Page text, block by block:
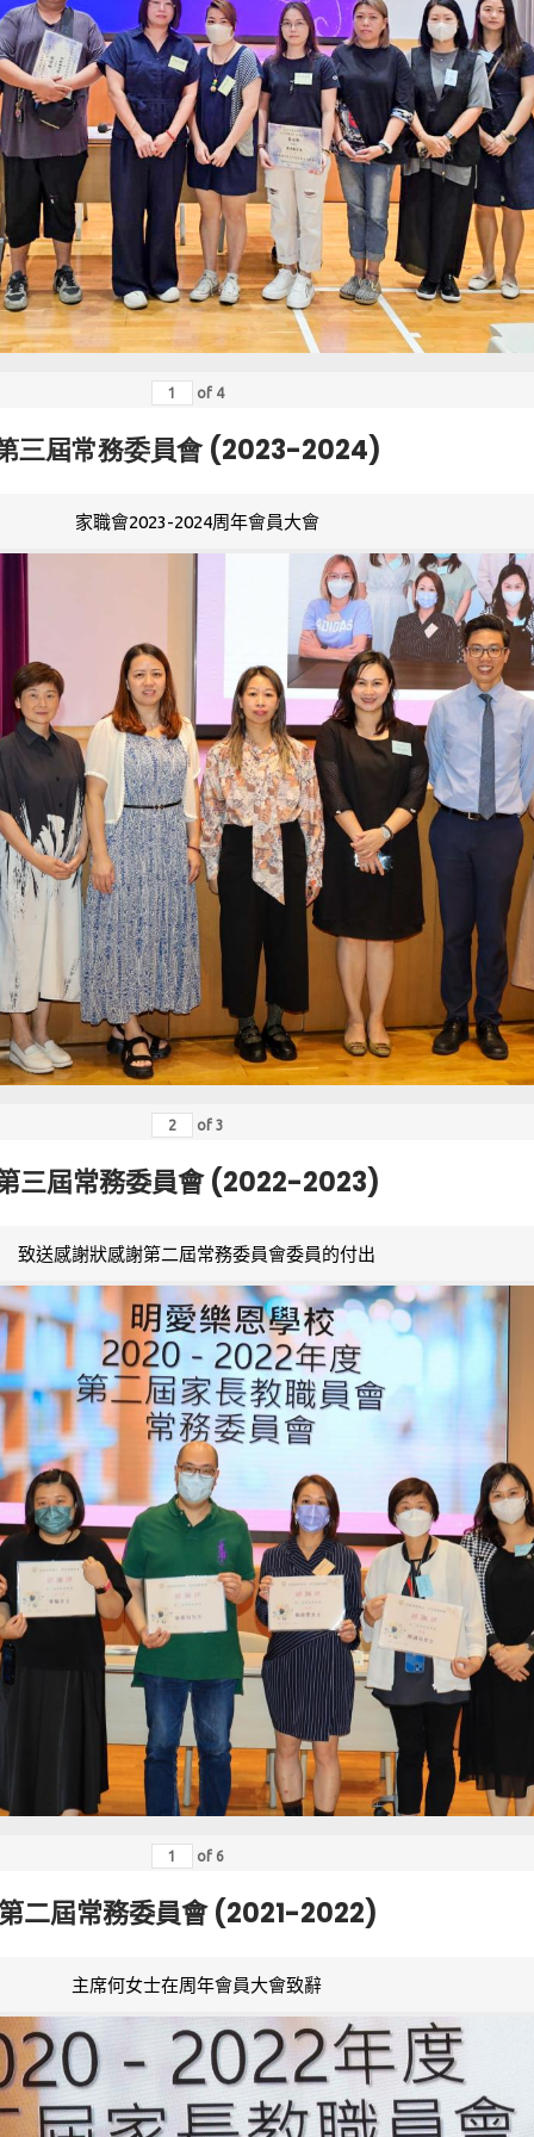
of 4
三屆常務委員會 (2023-2024)
家職會2023-2024周年會員大會
of 3
三屆常務委員會 (2022-2023)
致送感謝狀感謝第二屆常務委員會委員的付出
of 6
二屆常務委員會 (2021-2022)
主席何女士在周年會員大會致辭